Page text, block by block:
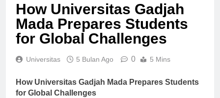
How Universitas Gadjah
Mada Prepares Students
for Global Challenges
Universitas 5 Bulan Ago 0 5 Mins
How Universitas Gadjah Mada Prepares Students
for Global Challenges